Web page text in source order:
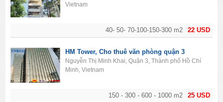
22 USD
40- 50- 70-100-150-300 m2
Vietnam
25 USD
150 - 300 - 600 - 1000 m2
HM Tower, Cho thuê văn phòng quận 3
Nguyễn Thị Minh Khai, Quận 3, Thành phố Hồ Chí
Minh, Vietnam